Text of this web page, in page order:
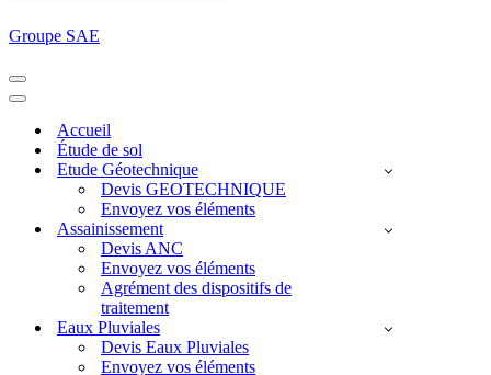
Groupe SAE
Menu
de
Menu
navigationAccueil
Étude de sol
Etude Géotechnique
Devis GEOTECHNIQUE
Envoyez vos éléments
Assainissement
Devis ANC
Envoyez vos éléments
Agrément des dispositifs de
traitement
Eaux Pluviales
Devis Eaux Pluviales
Envoyez vos éléments